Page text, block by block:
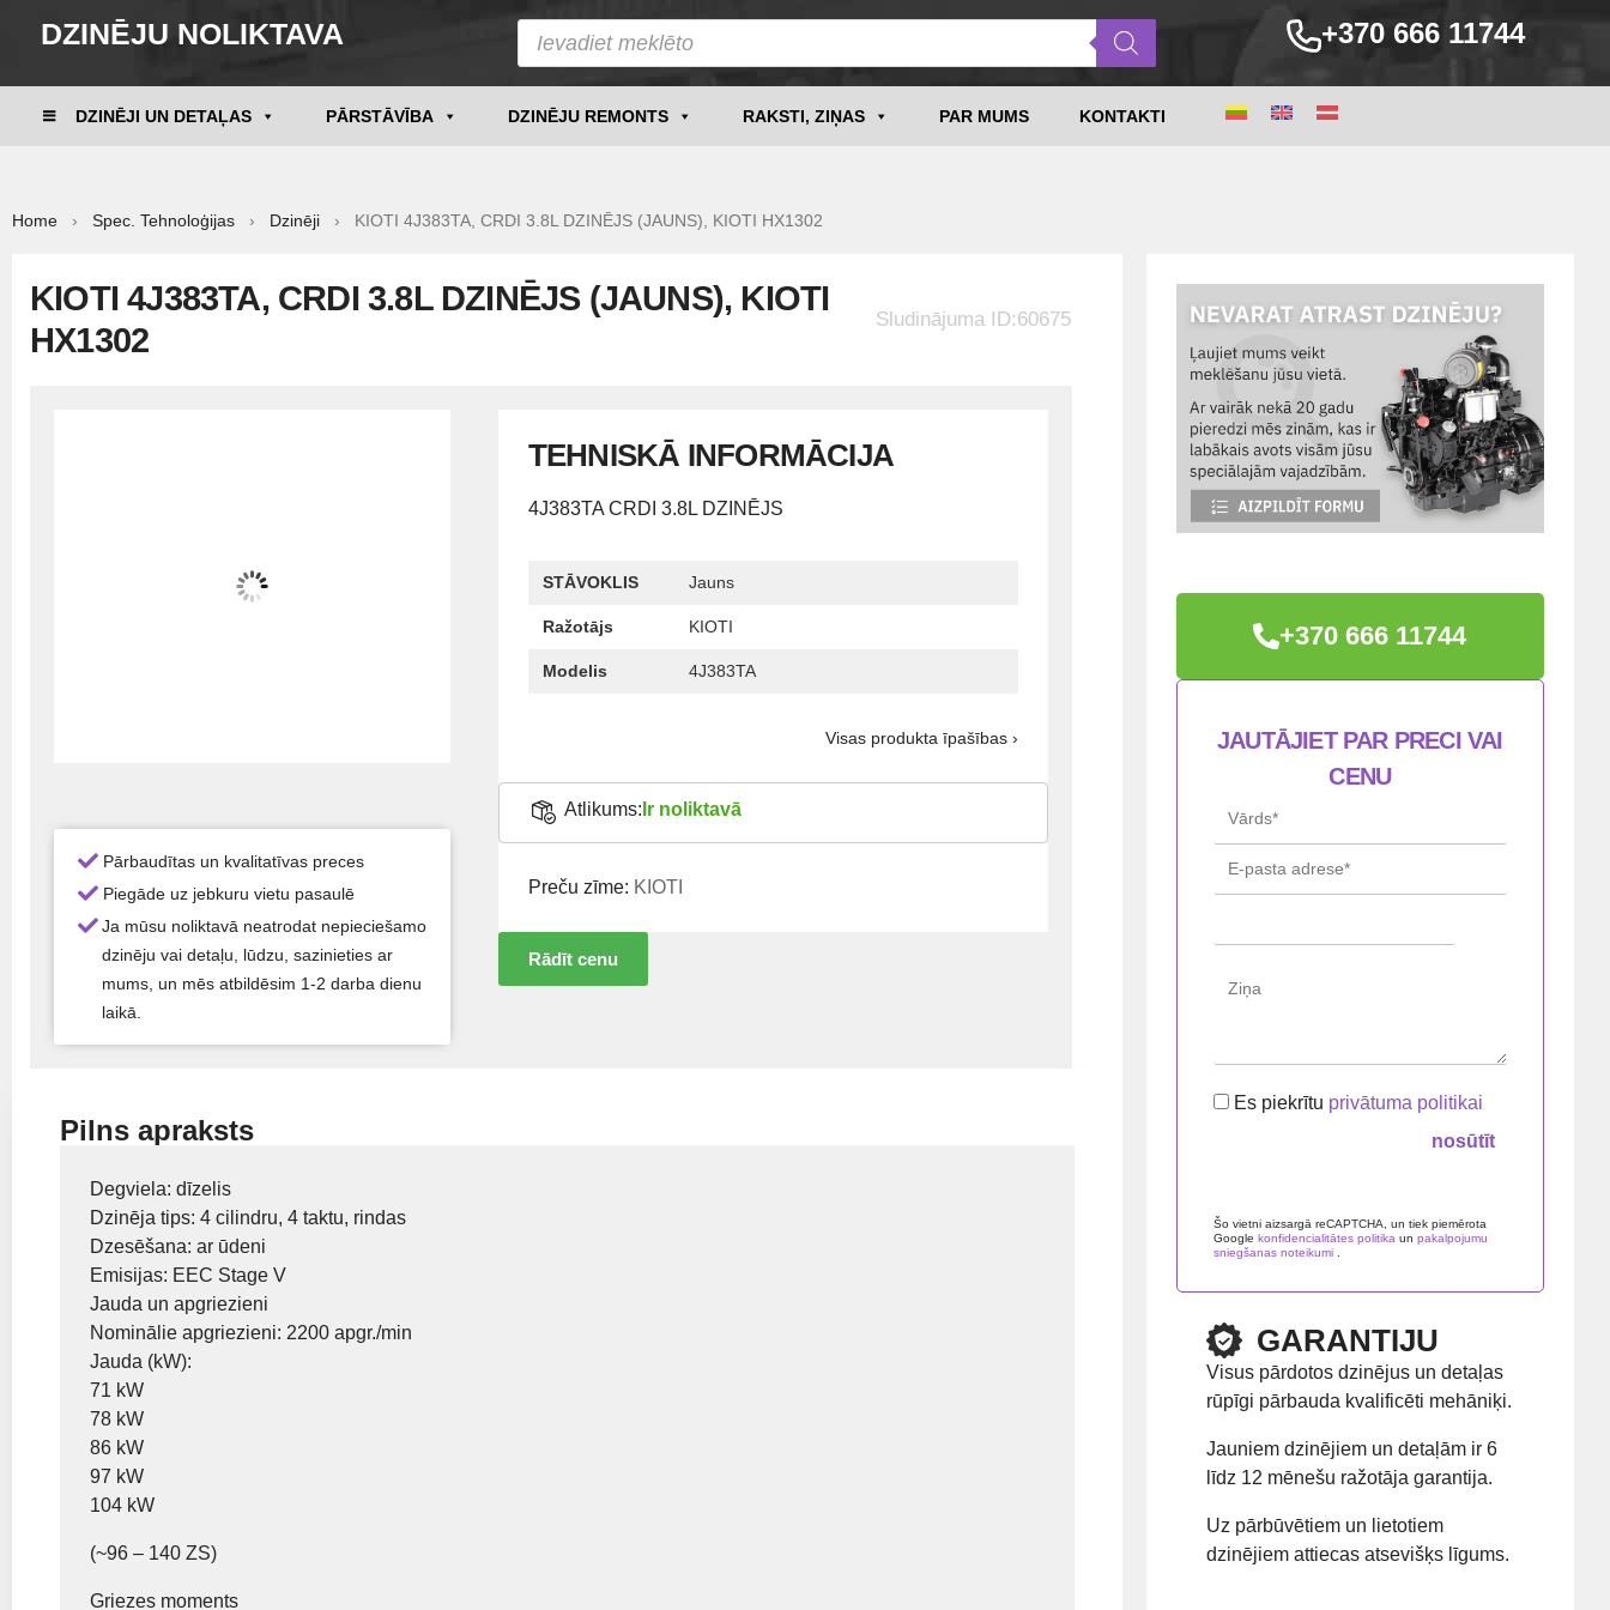
DZINĒJU NOLIKTAVA +370 666 11744
DZINĒJI UN DETAĻAS PĀRSTĀVĪBA DZINĒJU REMONTS RAKSTI, ZIŅAS PAR MUMS KONTAKTI
Home › Spec. Tehnoloģijas › Dzinēji › KIOTI 4J383TA, CRDI 3.8L DZINĒJS (JAUNS), KIOTI HX1302
KIOTI 4J383TA, CRDI 3.8L DZINĒJS (JAUNS), KIOTI
HX1302
Sludinājuma ID:60675
Pārbaudītas un kvalitatīvas preces
Piegāde uz jebkuru vietu pasaulē
Ja mūsu noliktavā neatrodat nepieciešamo
dzinēju vai detaļu, lūdzu, sazinieties ar
mums, un mēs atbildēsim 1-2 darba dienu
laikā.
TEHNISKĀ INFORMĀCIJA
4J383TA CRDI 3.8L DZINĒJS
STĀVOKLIS Jauns
Ražotājs KIOTI
Modelis 4J383TA
Visas produkta īpašības ›
Atlikums: Ir noliktavā
Preču zīme: KIOTI
Rādīt cenu
Pilns apraksts
Degviela: dīzelis
Dzinēja tips: 4 cilindru, 4 taktu, rindas
Dzesēšana: ar ūdeni
Emisijas: EEC Stage V
Jauda un apgriezieni
Nominālie apgriezieni: 2200 apgr./min
Jauda (kW):
71 kW
78 kW
86 kW
97 kW
104 kW
(~96 – 140 ZS)
Griezes moments
+370 666 11744
JAUTĀJIET PAR PRECI VAI
CENU
Es piekrītu privātuma politikai
leave
this
field
Šo vietni aizsargā reCAPTCHA, un tiek piemērota
Google konfidencialitātes politika un pakalpojumu
sniegšanas noteikumi.
GARANTIJU
Visus pārdotos dzinējus un detaļas
rūpīgi pārbauda kvalificēti mehāniķi.
Jauniem dzinējiem un detaļām ir 6
līdz 12 mēnešu ražotāja garantija.
Uz pārbūvētiem un lietotiem
dzinējiem attiecas atsevišķs līgums.